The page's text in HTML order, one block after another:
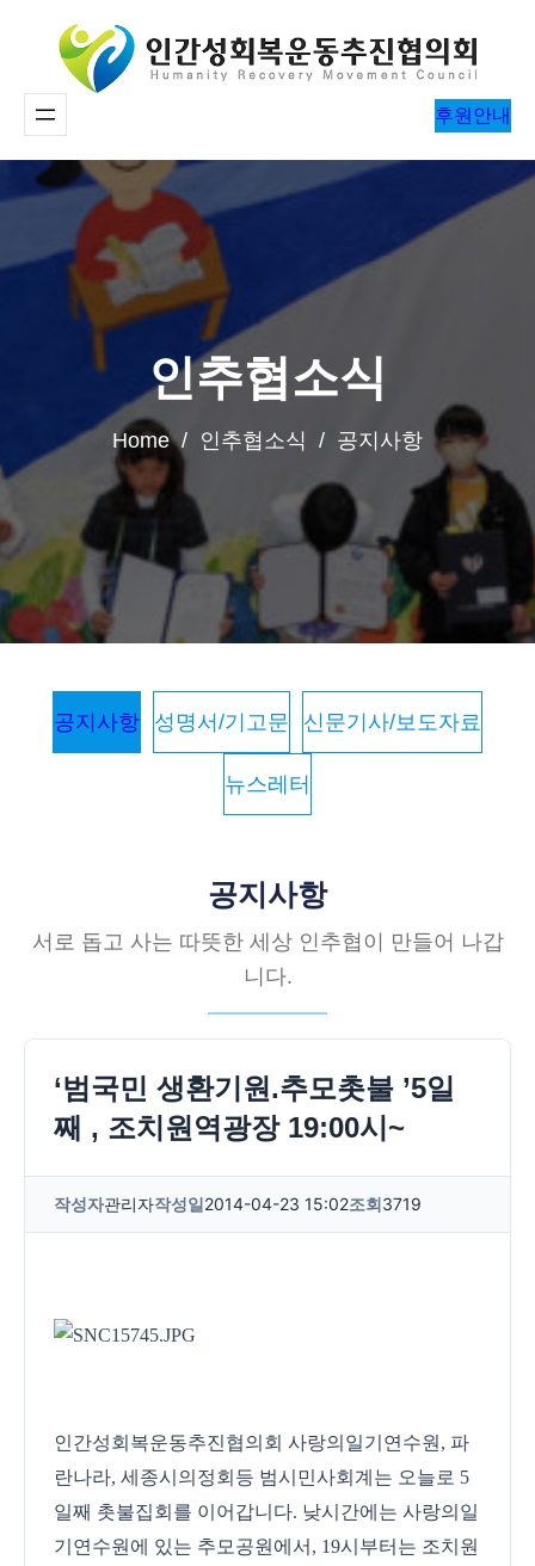
바
로
기
후원안내
인추협소식
Home / 인추협소식 / 공지사항
공지사항 성명서/기고문 신문기사/보도자료
뉴스레터
공지사항
서로 돕고 사는 따뜻한 세상 인추협이 만들어 나갑
니다.
‘범국민 생환기원.추모촛불 ’5일
째 , 조치원역광장 19:00시~
작성자관리자작성일2014-04-23 15:02조회3719
인간성회복운동추진협의회 사랑의일기연수원, 파
란나라, 세종시의정회등 범시민사회계는 오늘로 5
일째 촛불집회를 이어갑니다. 낮시간에는 사랑의일
기연수원에 있는 추모공원에서, 19시부터는 조치원